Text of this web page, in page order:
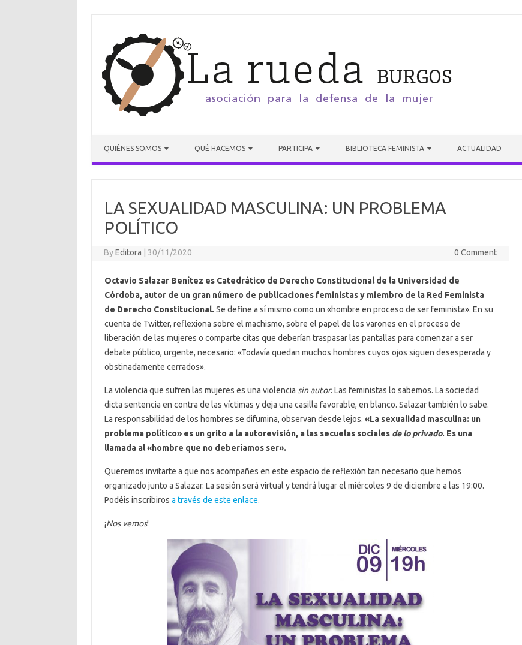
QUIÉNES SOMOS QUÉ HACEMOS PARTICIPA BIBLIOTECA FEMINISTA ACTUALIDAD
LA SEXUALIDAD MASCULINA: UN PROBLEMA
POLÍTICO
ByEditora 30/11/2020 0 Comment
Octavio Salazar Benítez es Catedrático de Derecho Constitucional de la Universidad de
Córdoba, autor de un gran número de publicaciones feministas y miembro de la Red Feminista
de Derecho Constitucional. Se define a sí mismo como un «hombre en proceso de ser feminista». En su
cuenta de Twitter, reflexiona sobre el machismo, sobre el papel de los varones en el proceso de
liberación de las mujeres o comparte citas que deberían traspasar las pantallas para comenzar a ser
debate público, urgente, necesario: «Todavía quedan muchos hombres cuyos ojos siguen desesperada y
obstinadamente cerrados».
La violencia que sufren las mujeres es una violencia sin autor. Las feministas lo sabemos. La sociedad
dicta sentencia en contra de las víctimas y deja una casilla favorable, en blanco. Salazar también lo sabe.
La responsabilidad de los hombres se difumina, observan desde lejos. «La sexualidad masculina: un
problema político» es un grito a la autorevisión, a las secuelas sociales de lo privado. Es una
llamada al «hombre que no deberíamos ser».
Queremos invitarte a que nos acompañes en este espacio de reflexión tan necesario que hemos
organizado junto a Salazar. La sesión será virtual y tendrá lugar el miércoles 9 de diciembre a las 19:00.
Podéis inscribiros a través de este enlace.
¡Nos vemos!